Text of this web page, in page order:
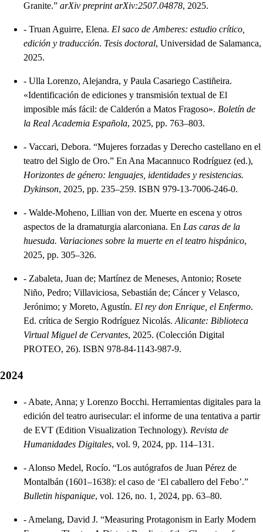
Granite.” arXiv preprint arXiv:2507.04878, 2025.
- Truan Aguirre, Elena. El saco de Amberes: estudio crítico,
edición y traducción. Tesis doctoral, Universidad de Salamanca,
2025.
- Ulla Lorenzo, Alejandra, y Paula Casariego Castiñeira.
«Identificación de ediciones y transmisión textual de El
imposible más fácil: de Calderón a Matos Fragoso». Boletín de
la Real Academia Española, 2025, pp. 763–803.
- Vaccari, Debora. “Mujeres forzadas y Derecho castellano en el
teatro del Siglo de Oro.” En Ana Macannuco Rodríguez (ed.),
Horizontes de género: lenguajes, identidades y resistencias.
Dykinson, 2025, pp. 235–259. ISBN 979-13-7006-246-0.
- Walde-Moheno, Lillian von der. Muerte en escena y otros
aspectos de la dramaturgia alarconiana. En Las caras de la
huesuda. Variaciones sobre la muerte en el teatro hispánico,
2025, pp. 305–326.
- Zabaleta, Juan de; Martínez de Meneses, Antonio; Rosete
Niño, Pedro; Villaviciosa, Sebastián de; Cáncer y Velasco,
Jerónimo; y Moreto, Agustín. El rey don Enrique, el Enfermo.
Ed. crítica de Sergio Rodríguez Nicolás. Alicante: Biblioteca
Virtual Miguel de Cervantes, 2025. (Colección Digital
PROTEO, 26). ISBN 978-84-1143-987-9.
2024
- Abate, Anna; y Lorenzo Bocchi. Herramientas digitales para la
edición del teatro aurisecular: el informe de una tentativa a partir
de EVT (Edition Visualization Technology). Revista de
Humanidades Digitales, vol. 9, 2024, pp. 114–131.
- Alonso Medel, Rocío. “Los autógrafos de Juan Pérez de
Montalbán (1601–1638): el caso de ‘El caballero del Febo’.”
Bulletin hispanique, vol. 126, no. 1, 2024, pp. 63–80.
- Amelang, David J. “Measuring Protagonism in Early Modern